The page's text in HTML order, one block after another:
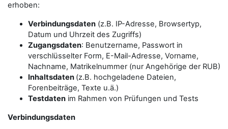
erhoben:
Verbindungsdaten (z.B. IP-Adresse, Browsertyp,
Datum und Uhrzeit des Zugriffs)
Zugangsdaten: Benutzername, Passwort in
verschlüsselter Form, E-Mail-Adresse, Vorname,
Nachname, Matrikelnummer (nur Angehörige der RUB)
Inhaltsdaten (z.B. hochgeladene Dateien,
Forenbeiträge, Texte u.ä.)
Testdaten im Rahmen von Prüfungen und Tests
Verbindungsdaten